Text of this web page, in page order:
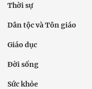
Thời sự
Dân tộc và Tôn giáo
Giáo dục
Đời sống
Sức khỏe